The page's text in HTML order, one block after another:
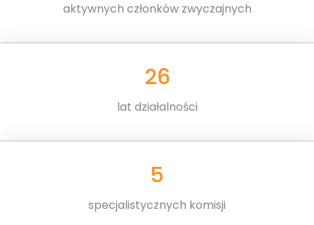
aktywnych członków zwyczajnych
26
lat działalności
5
specjalistycznych komisji